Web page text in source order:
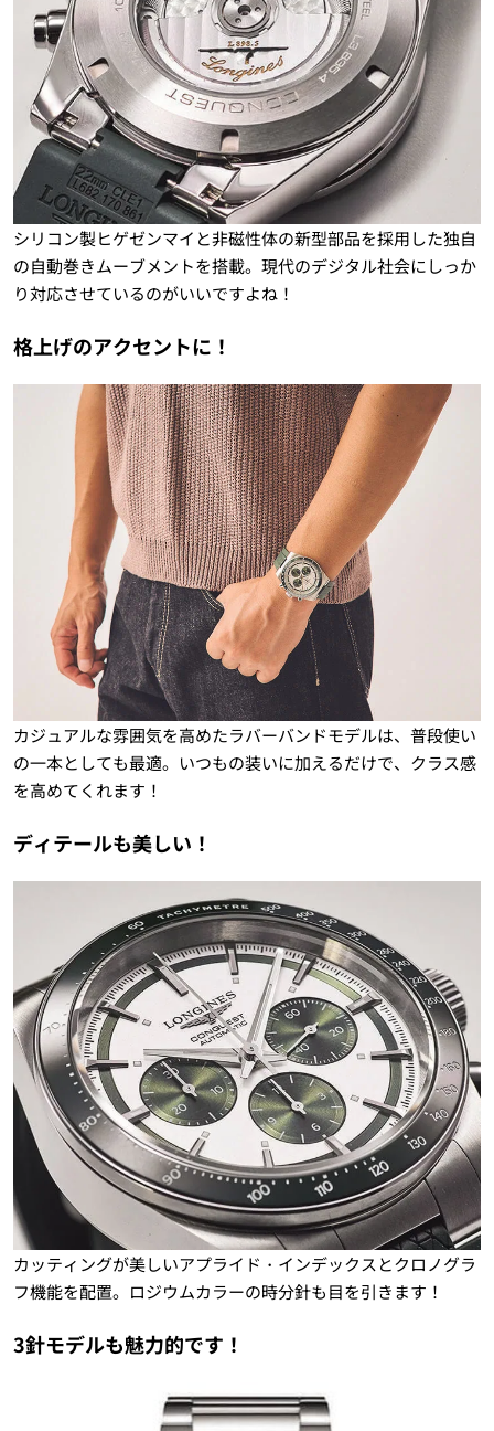
シリコン製ヒゲゼンマイと非磁性体の新型部品を採用した独自
の自動巻きムーブメントを搭載。現代のデジタル社会にしっか
り対応させているのがいいですよね！
格上げのアクセントに！
カジュアルな雰囲気を高めたラバーバンドモデルは、普段使い
の一本としても最適。いつもの装いに加えるだけで、クラス感
を高めてくれます！
ディテールも美しい！
カッティングが美しいアプライド・インデックスとクロノグラ
フ機能を配置。ロジウムカラーの時分針も目を引きます！
3針モデルも魅力的です！